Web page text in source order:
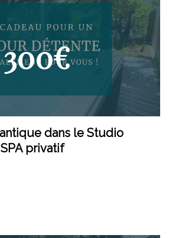
300€
dans le Studio
privatif